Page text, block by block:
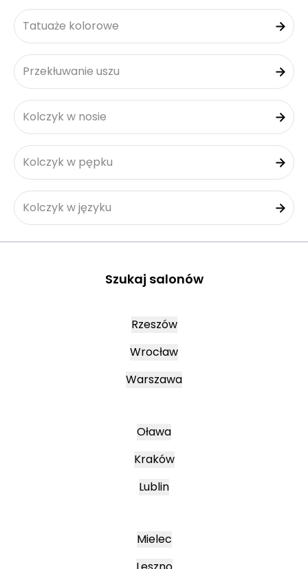
Tatuaże kolorowe
Przekłuwanie uszu
Kolczyk w nosie
Kolczyk w pępku
Kolczyk w języku
Szukaj salonów
Rzeszów
Wrocław
Warszawa
Oława
Kraków
Lublin
Mielec